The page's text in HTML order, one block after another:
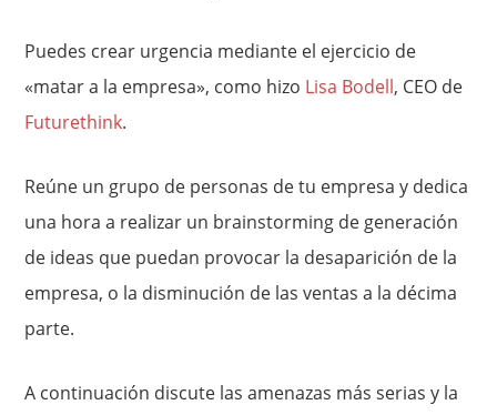
Puedes crear urgencia mediante el ejercicio de
«matar a la empresa», como hizo Lisa Bodell, CEO de
Futurethink.
Reúne un grupo de personas de tu empresa y dedica
una hora a realizar un brainstorming de generación
de ideas que puedan provocar la desaparición de la
empresa, o la disminución de las ventas a la décima
parte.
A continuación discute las amenazas más serias y la